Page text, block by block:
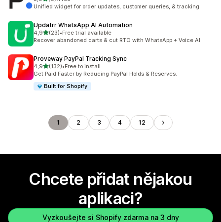
Celkový počet recenzí: 8
Unified widget for order updates, customer queries, & tracking
Updatrr WhatsApp AI Automation
4,9z 5 hvězd
(23)
Celkový počet recenzí: 23
•Free trial available
Recover abandoned carts & cut RTO with WhatsApp + Voice AI
Proveway PayPal Tracking Sync
4,9z 5 hvězd
(132)
Celkový počet recenzí: 132
•Free to install
Get Paid Faster by Reducing PayPal Holds & Reserves.
Built for Shopify
1 2 3 4 12
Chcete přidat nějakou
aplikaci?
Vyzkoušejte si Shopify zdarma na 3 dny